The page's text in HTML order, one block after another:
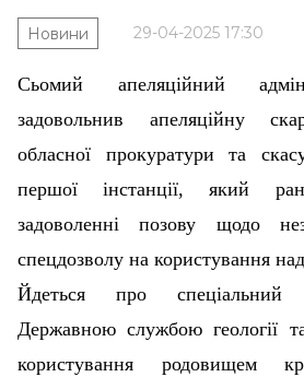
29-04-2025 17:30
Новини
Сьомий апеляційний
задовольнив апеляційну
обласної прокуратури та
першої інстанції, який
задоволенні позову щодо
спецдозволу на користування
Йдеться про спеціальний
Державною службою геології
користування родовищем